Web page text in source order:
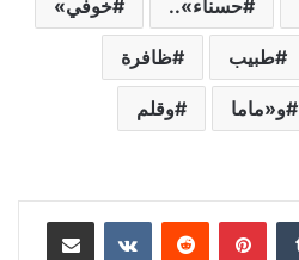
حسناء».. خوفي»
طبيب ظافرة
و«ماما وقلم
بينتيريست